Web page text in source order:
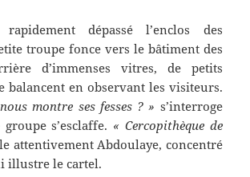
dépassé l’enclos des
troupe fonce vers le bâtiment des
d’immenses vitres, de petits
balancent en observant les visiteurs.
montre ses fesses ? » s’interroge
s’esclaffe. « Cercopithèque de
attentivement Abdoulaye, concentré
illustre le cartel.